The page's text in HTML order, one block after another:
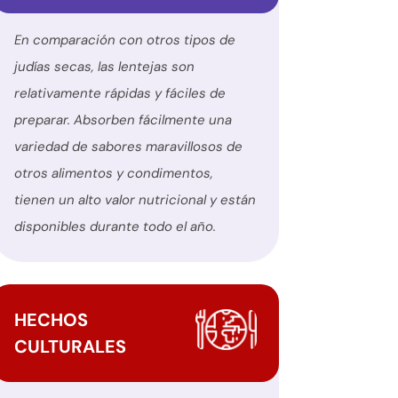
En comparación con otros tipos de
judías secas, las lentejas son
relativamente rápidas y fáciles de
preparar. Absorben fácilmente una
variedad de sabores maravillosos de
otros alimentos y condimentos,
tienen un alto valor nutricional y están
disponibles durante todo el año.
HECHOS
CULTURALES